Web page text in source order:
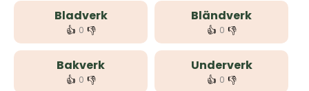
Bladverk
👍 0 👎
Bländverk
👍 0 👎
Bakverk
👍 0 👎
Underverk
👍 0 👎